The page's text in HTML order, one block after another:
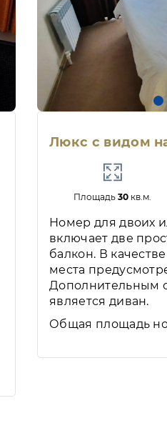
Люкс с видом
Площадь30 кв.м.
Номер для двоих
включает две
балкон. В
места
Дополнительным
является диван.
Общая площадь